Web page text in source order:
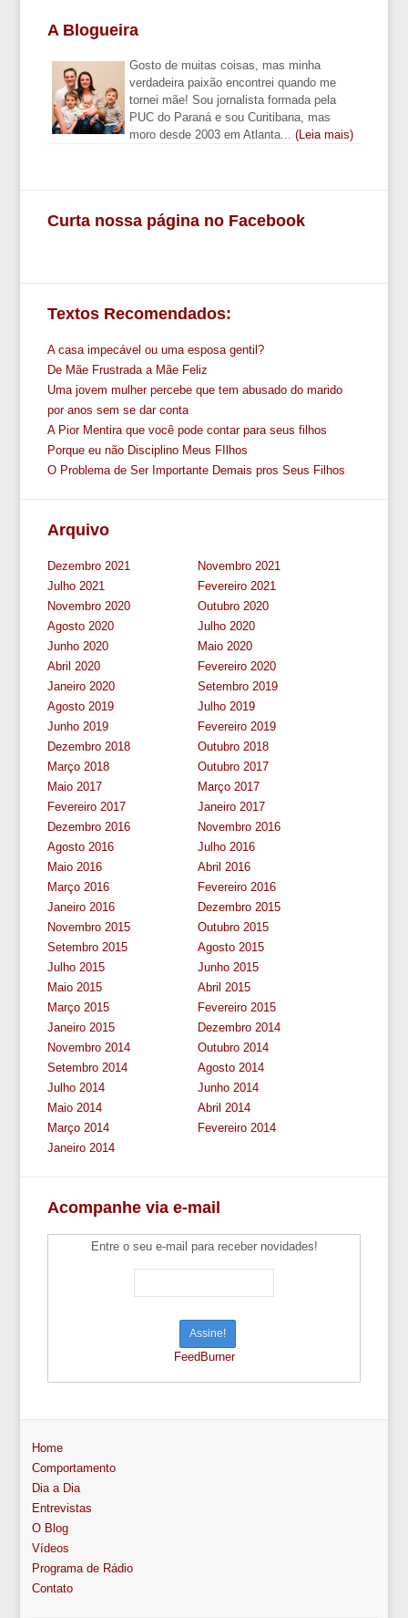
A Blogueira
Gosto de muitas coisas, mas minha
verdadeira paixão encontrei quando me
tornei mãe! Sou jornalista formada pela
PUC do Paraná e sou Curitibana, mas
moro desde 2003 em Atlanta...(Leia mais)
Curta nossa página no Facebook
Textos Recomendados:
A casa impecável ou uma esposa gentil?
De Mãe Frustrada a Mãe Feliz
Uma jovem mulher percebe que tem abusado do marido
por anos sem se dar conta
A Pior Mentira que você pode contar para seus filhos
Porque eu não Disciplino Meus FIlhos
O Problema de Ser Importante Demais pros Seus Filhos
Arquivo
Dezembro 2021
Novembro 2021
Julho 2021
Fevereiro 2021
Novembro 2020
Outubro 2020
Agosto 2020
Julho 2020
Junho 2020
Maio 2020
Abril 2020
Fevereiro 2020
Janeiro 2020
Setembro 2019
Agosto 2019
Julho 2019
Junho 2019
Fevereiro 2019
Dezembro 2018
Outubro 2018
Março 2018
Outubro 2017
Maio 2017
Março 2017
Fevereiro 2017
Janeiro 2017
Dezembro 2016
Novembro 2016
Agosto 2016
Julho 2016
Maio 2016
Abril 2016
Março 2016
Fevereiro 2016
Janeiro 2016
Dezembro 2015
Novembro 2015
Outubro 2015
Setembro 2015
Agosto 2015
Julho 2015
Junho 2015
Maio 2015
Abril 2015
Março 2015
Fevereiro 2015
Janeiro 2015
Dezembro 2014
Novembro 2014
Outubro 2014
Setembro 2014
Agosto 2014
Julho 2014
Junho 2014
Maio 2014
Abril 2014
Março 2014
Fevereiro 2014
Janeiro 2014
Acompanhe via e-mail
Entre o seu e-mail para receber novidades!
FeedBurner
Home
Comportamento
Dia a Dia
Entrevistas
O Blog
Vídeos
Programa de Rádio
Contato